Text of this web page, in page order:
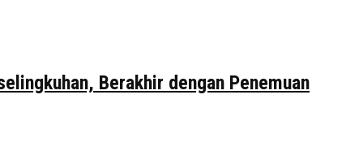
Berakhir dengan Penemuan